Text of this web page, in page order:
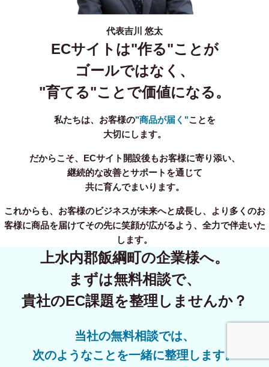
代表吉川 悠太
ECサイトは"作る"ことが
ゴールではなく、
"育てる"ことで価値になる。
私たちは、お客様の"商品が届く"ことを
大切にします。
だからこそ、ECサイト開設後もお客様に寄り添い、
継続的な改善とサポートを通じて
共に育んでまいります。
これからも、お客様のビジネスが未来へと成長し、より多くのお
客様に商品を届けてその先に笑顔が広がるよう、全力で伴走いた
します。
上水内郡飯綱町の企業様へ。
まずは無料相談で、
貴社のEC課題を整理しませんか？
当社の無料相談では、
次のようなことを一緒に整理します。
事業内容 無料相談